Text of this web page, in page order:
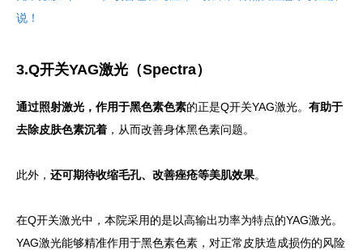
说！
3.Q开关YAG激光（Spectra）
通过照射激光，作用于黑色素色素的正是Q开关YAG激光。 有助于
去除皮肤色素沉着 ，从而改善身体黑色素问题。
此外， 还可期待收缩毛孔、改善痤疮等美肌效果。
在Q开关激光中，本院采用的是以高输出功率为特点的YAG激光。
YAG激光能够精准作用于黑色素色素，对正常皮肤造成损伤的风险